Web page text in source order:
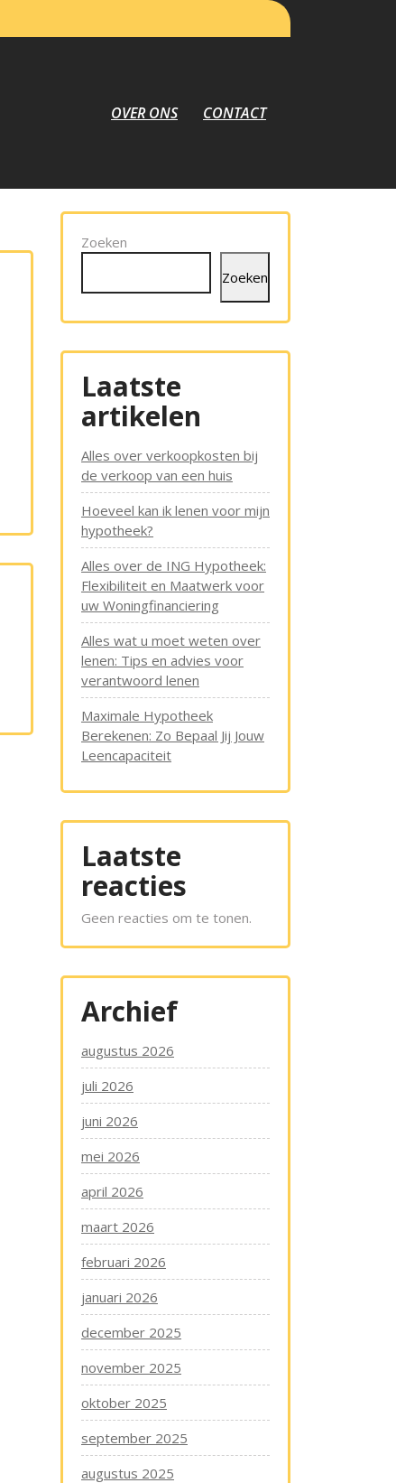
OVER ONS CONTACT
Zoeken
Zoeken
Laatste
artikelen
Alles over verkoopkosten bij
de verkoop van een huis
Hoeveel kan ik lenen voor mijn
hypotheek?
Alles over de ING Hypotheek:
Flexibiliteit en Maatwerk voor
uw Woningfinanciering
Alles wat u moet weten over
lenen: Tips en advies voor
verantwoord lenen
Maximale Hypotheek
Berekenen: Zo Bepaal Jij Jouw
Leencapaciteit
Laatste
reacties
Geen reacties om te tonen.
Archief
augustus 2026
juli 2026
juni 2026
mei 2026
april 2026
maart 2026
februari 2026
januari 2026
december 2025
november 2025
oktober 2025
september 2025
augustus 2025